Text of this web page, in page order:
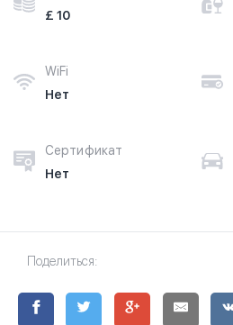
£ 10
WiFi
Нет
Сертификат
Нет
Поделиться: